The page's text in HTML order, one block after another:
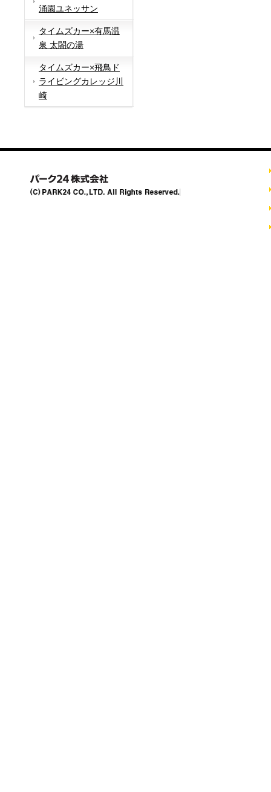
涌園ユネッサン
タイムズカー×有馬温
泉 太閤の湯
タイムズカー×飛鳥ド
ライビングカレッジ川
崎